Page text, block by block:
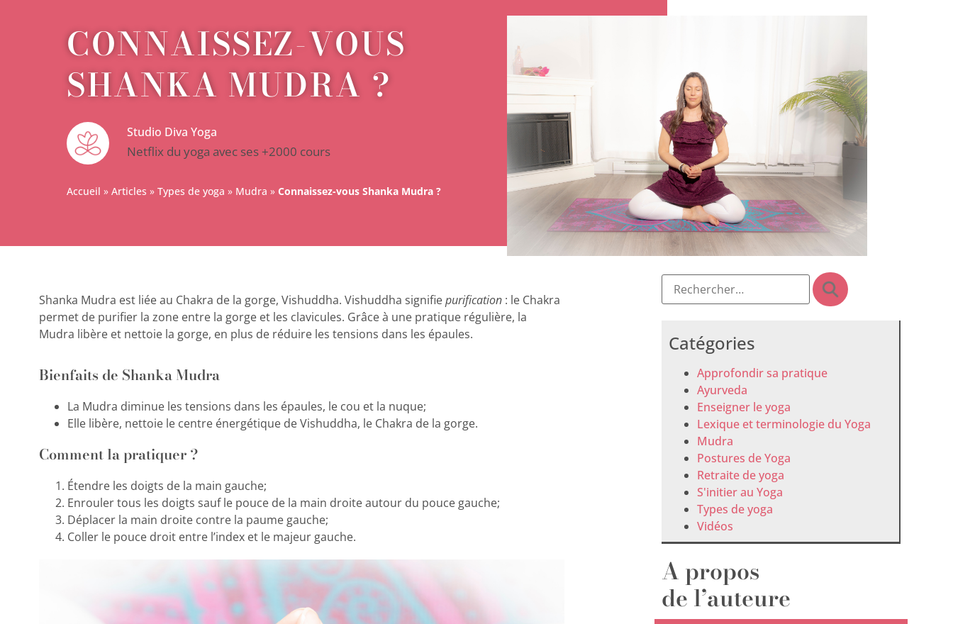
CONNAISSEZ-VOUS
SHANKA MUDRA ?
Studio Diva Yoga
Netflix du yoga avec ses +2000 cours
Accueil »Articles »Types de yoga » Mudra »Connaissez-vous Shanka Mudra ?
Shanka Mudra est liée au Chakra de la gorge, Vishuddha. Vishuddha signifiepurification : le Chakra
permet de purifier la zone entre la gorge et les clavicules. Grâce à une pratique régulière, la
Mudra libère et nettoie la gorge, en plus de réduire les tensions dans les épaules.
Bienfaits de Shanka Mudra
La Mudra diminue les tensions dans les épaules, le cou et la nuque;
Elle libère, nettoie le centre énergétique de Vishuddha, le Chakra de la gorge.
Comment la pratiquer ?
Étendre les doigts de la main gauche;
Enrouler tous les doigts sauf le pouce de la main droite autour du pouce gauche;
Déplacer la main droite contre la paume gauche;
Coller le pouce droit entre l’index et le majeur gauche.
Catégories
Approfondir sa pratique
Ayurveda
Enseigner le yoga
Lexique et terminologie du Yoga
Mudra
Postures de Yoga
Retraite de yoga
S'initier au Yoga
Types de yoga
Vidéos
A propos
de l’auteure